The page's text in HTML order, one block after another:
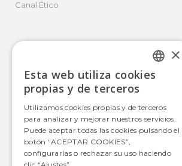
Canal Ético
Autobús
Tranvía
Metro
Estaciones
SPANISH
×
Esta web utiliza cookies
propias y de terceros
Utilizamos cookies propias y de terceros
para analizar y mejorar nuestros servicios.
Puede aceptar todas las cookies pulsando el
botón “ACEPTAR COOKIES”,
configurarlas o rechazar su uso haciendo